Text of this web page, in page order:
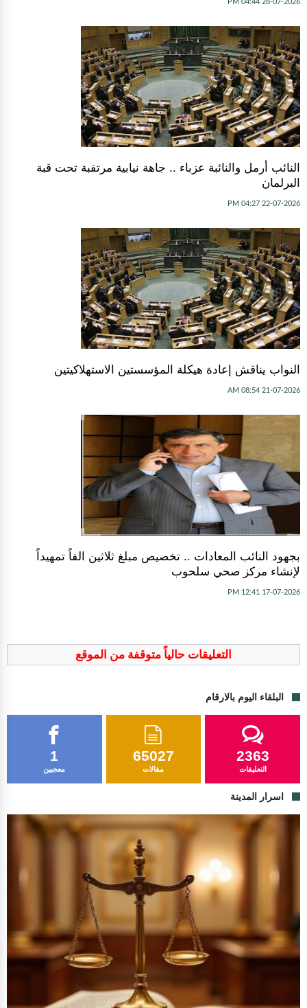
28-07-2026 04:44 PM
النائب أرمل والنائبة عزباء .. جاهة نيابية مرتقبة تحت قبة
البرلمان
22-07-2026 04:27 PM
النواب يناقش إعادة هيكلة المؤسستين الاستهلاكيتين
21-07-2026 08:54 AM
بجهود النائب المعادات .. تخصيص مبلغ ثلاثين الفاً تمهيداً
لإنشاء مركز صحي سلحوب
17-07-2026 12:41 PM
التعليقات حالياً متوقفة من الموقع
البلقاء اليوم بالارقام
1
معجبين
65027
مقالات
2363
التعليقات
اسرار المدينة